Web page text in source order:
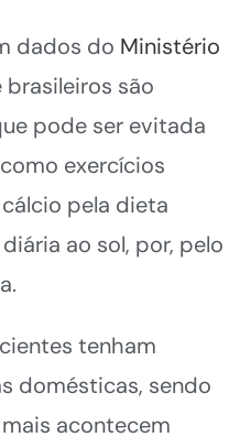
dados do Ministério
brasileiros são
pode ser evitada
exercícios
pela dieta
ao sol, por, pelo
tenham
domésticas, sendo
acontecem